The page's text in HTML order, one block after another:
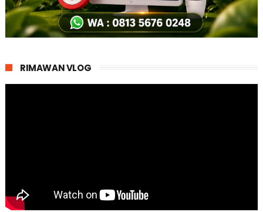
RIMAWAN VLOG